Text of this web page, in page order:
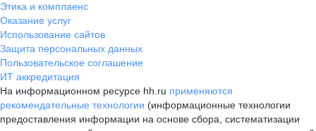
Этика и комплаенс
Оказание услуг
Использование сайтов
Защита персональных данных
Пользовательское соглашение
ИТ аккредитация
На информационном ресурсе hh.ru применяются
рекомендательные технологии (информационные технологии
предоставления информации на основе сбора, систематизации